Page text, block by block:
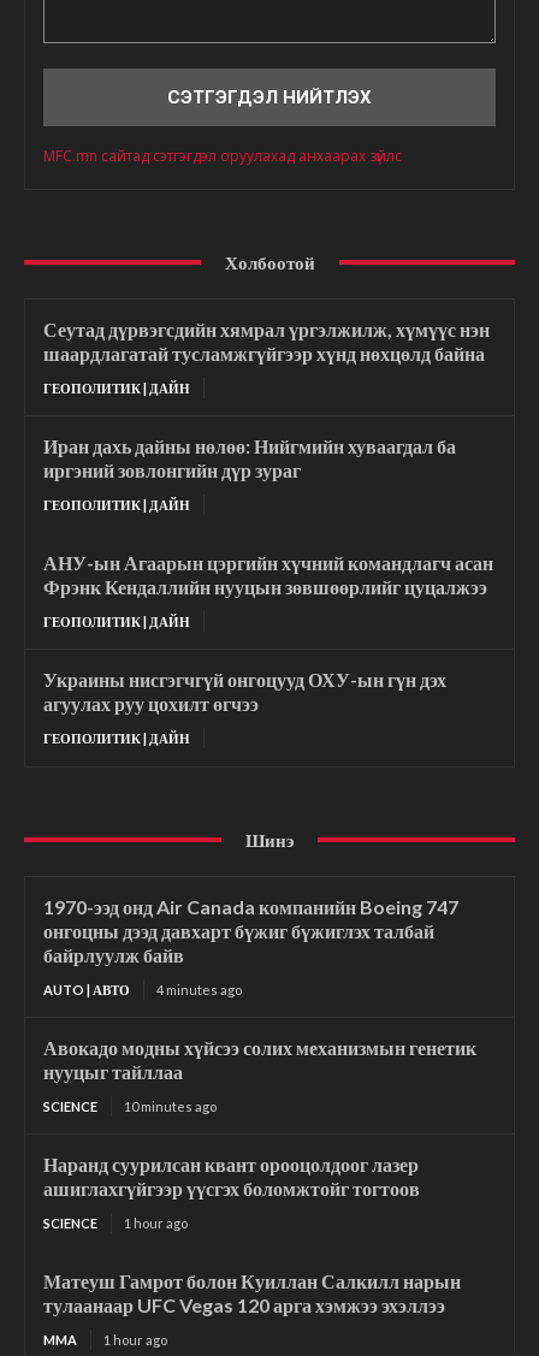
MFC.mn сайтад сэтгэгдэл оруулахад анхаарах зүйлс
Холбоотой
Сеутад дүрвэгсдийн хямрал үргэлжилж, хүмүүс нэн
шаардлагатай тусламжгүйгээр хүнд нөхцөлд байна
ГЕОПОЛИТИК | ДАЙН
Иран дахь дайны нөлөө: Нийгмийн хуваагдал ба
иргэний зовлонгийн дүр зураг
ГЕОПОЛИТИК | ДАЙН
АНУ-ын Агаарын цэргийн хүчний командлагч асан
Фрэнк Кендаллийн нууцын зөвшөөрлийг цуцалжээ
ГЕОПОЛИТИК | ДАЙН
Украины нисгэгчгүй онгоцууд ОХУ-ын гүн дэх
агуулах руу цохилт өгчээ
ГЕОПОЛИТИК | ДАЙН
Шинэ
1970-ээд онд Air Canada компанийн Boeing 747
онгоцны дээд давхарт бүжиг бүжиглэх талбай
байрлуулж байв
AUTO | АВТО 4 minutes ago
Авокадо модны хүйсээ солих механизмын генетик
нууцыг тайллаа
SCIENCE 10 minutes ago
Наранд суурилсан квант орооцолдоог лазер
ашиглахгүйгээр үүсгэх боломжтойг тогтоов
SCIENCE 1 hour ago
Матеуш Гамрот болон Куиллан Салкилл нарын
тулаанаар UFC Vegas 120 арга хэмжээ эхэллээ
MMA 1 hour ago